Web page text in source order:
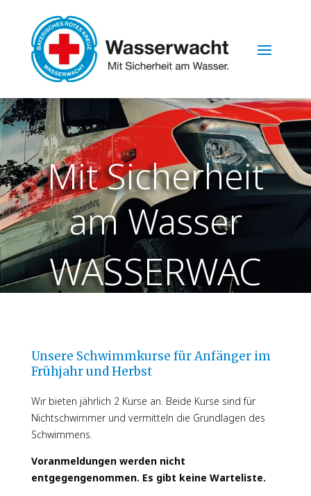
Mit Sicherheit
am Wasser
WASSERWAC
THANNHAUS
EN
Unsere Schwimmkurse für Anfänger im
Frühjahr und Herbst
Wir bieten jährlich 2 Kurse an. Beide Kurse sind für
Nichtschwimmer und vermitteln die Grundlagen des
Schwimmens.
Voranmeldungen werden nicht
entgegengenommen. Es gibt keine Warteliste.